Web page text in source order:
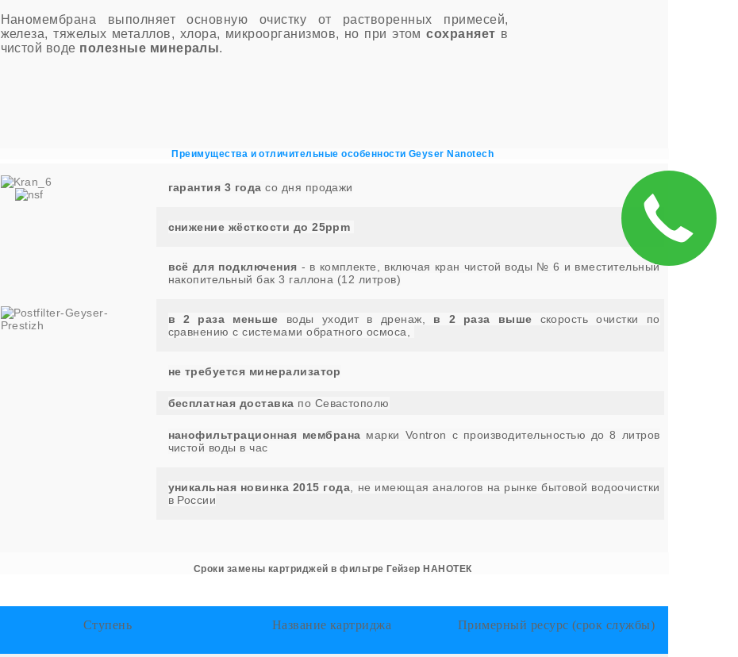
Наномембрана выполняет основную очистку от растворенных примесей,
железа, тяжелых металлов, хлора, микроорганизмов, но при этомсохраняет в
чистой воде полезные минералы.
Преимущества и отличительные особенности Geyser Nanotech
гарантия 3 года со дня продажи
снижение жёсткости до 25ppm
всё для подключения - в комплекте, включая кран чистой воды № 6 и вместительный
накопительный бак 3 галлона (12 литров)
в 2 раза меньше воды уходит в дренаж, в 2 раза выше скорость очистки по
сравнению с системами обратного осмоса,
не требуется минерализатор
бесплатная доставка по Севастополю
нанофильтрационная мембрана марки Vontron с производительностью до 8 литров
чистой воды в час
уникальная новинка 2015 года , не имеющая аналогов на рынке бытовой водоочистки
в России
Сроки замены картриджей в фильтре Гейзер НАНОТЕК
Ступень Название картриджа Примерный ресурс (срок службы)